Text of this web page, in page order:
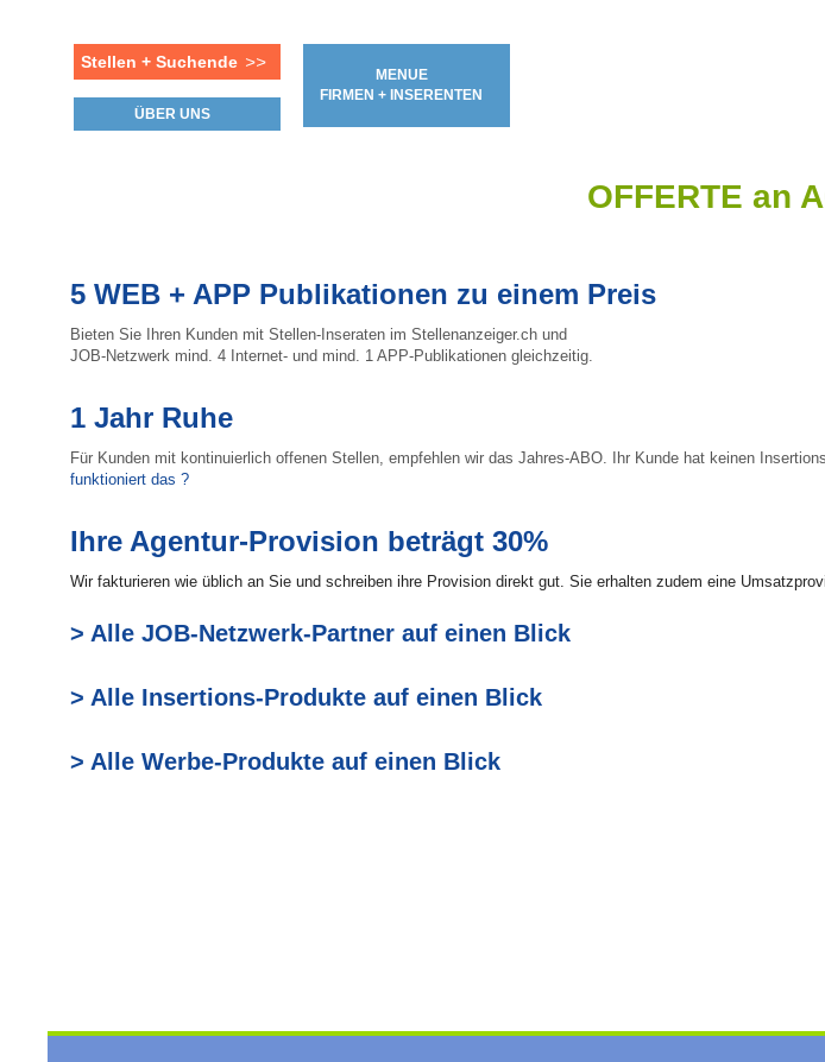
Stellen + Suchende >>
ÜBER UNS
MENUE
FIRMEN + INSERENTEN
OFFERTE an
5 WEB + APP Publikationen zu einem Preis
Bieten Sie Ihren Kunden mit Stellen-Inseraten im Stellenanzeiger.ch und
JOB-Netzwerk mind. 4 Internet- und mind. 1 APP-Publikationen gleichzeitig.
1 Jahr Ruhe
Für Kunden mit kontinuierlich offenen Stellen, empfehlen wir das Jahres-ABO. Ihr Kunde hat keinen
funktioniert das ?
Ihre Agentur-Provision beträgt 30%
Wir fakturieren wie üblich an Sie und schreiben ihre Provision direkt gut. Sie erhalten zudem eine
> Alle JOB-Netzwerk-Partner auf einen Blick
> Alle Insertions-Produkte auf einen Blick
> Alle Werbe-Produkte auf einen Blick